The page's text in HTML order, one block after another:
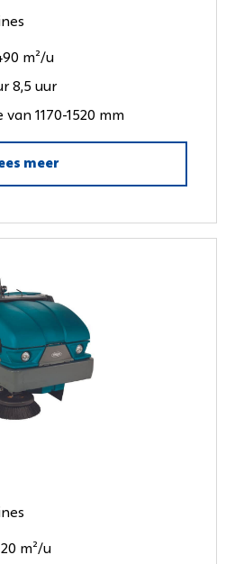
m²/u
8,5 uur
1170-1520 mm
meer
m²/u